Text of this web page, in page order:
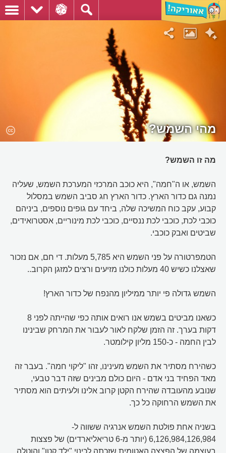
מהי השמש?
מה זו השמש?
השמש, או ה"חמה", היא כוכב המרכזי המערכת השמש, שעליה
נמנה גם כדור הארץ. כדור הארץ חג סביב השמש במסלול
קבוע, עקב כוח המשיכה שלה, ביחד עם גופים נוספים, ביניהם
כוכבי לכת, כוכבי לכת ננסיים, כוכבי לכת מינוריים, אסטרואידים,
שביטים ואבק כוכבי.
הטמפרטורה על פני השמש היא 5,785 מעלות. די חם, אם נזכור
שאצלנו כשיש 40 מעלות כולנו מזיעים ורצים למזגן הקרוב..
השמש גדולה פי יותר ממיליון מהנפח של כדור הארץ!
כשאנו מביטים בשמש אנו רואים אותה כפי שהייתה לפני 8
דקות בערך. זה הזמן שלקח לאור לעבור את המרחק שבינינו
לבין החמה - כ-150 מליון קילומטר.
כשהירח מסתיר את השמש מעינינו, זהו "ליקוי חמה". בעבר זה
מאד הפחיד בני אדם - היום כולם מבינים שזה דבר טבעי,
שנובע מהעובדה שהירח הקטן קרוב אלינו ולעיתים הוא מסתיר
את השמש הרחוקה כל כך.
בשניה אחת פולטת השמש אנרגיה ששווה ל-
6,126,984,126,984 (יותר מ-6 טריאליארדים) של פצצות
בעוצמה של הפצצה האטומית שזכתה לכינוי "ילד קטן" והוטלה